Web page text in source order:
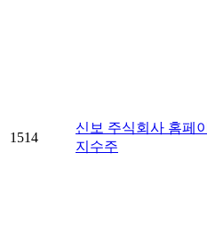
1514
신보 주식회사 홈페이
지수주